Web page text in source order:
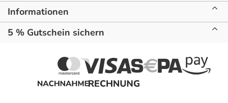
Informationen
5 % Gutschein sichern